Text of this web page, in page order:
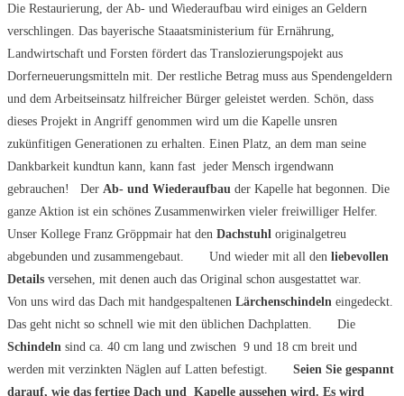
Die Restaurierung, der Ab- und Wiederaufbau wird einiges an Geldern
verschlingen. Das bayerische Staaatsministerium für Ernährung,
Landwirtschaft und Forsten fördert das Translozierungspojekt aus
Dorferneuerungsmitteln mit. Der restliche Betrag muss aus Spendengeldern
und dem Arbeitseinsatz hilfreicher Bürger geleistet werden. Schön, dass
dieses Projekt in Angriff genommen wird um die Kapelle unsren
zukünfitigen Generationen zu erhalten. Einen Platz, an dem man seine
Dankbarkeit kundtun kann, kann fast jeder Mensch irgendwann
gebrauchen! Der Ab- und Wiederaufbau der Kapelle hat begonnen. Die
ganze Aktion ist ein schönes Zusammenwirken vieler freiwilliger Helfer.
Unser Kollege Franz Gröppmair hat den Dachstuhl originalgetreu
abgebunden und zusammengebaut. Und wieder mit all den liebevollen
Details versehen, mit denen auch das Original schon ausgestattet war.
Von uns wird das Dach mit handgespaltenen Lärchenschindeln eingedeckt.
Das geht nicht so schnell wie mit den üblichen Dachplatten. Die
Schindeln sind ca. 40 cm lang und zwischen 9 und 18 cm breit und
werden mit verzinkten Näglen auf Latten befestigt. Seien Sie gespannt
darauf, wie das fertige Dach und Kapelle aussehen wird. Es wird